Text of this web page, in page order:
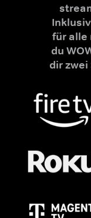
für alle
du
dir